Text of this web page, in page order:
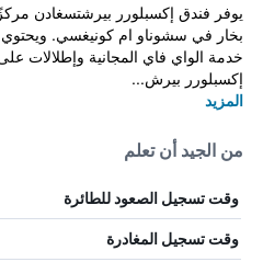
يوفر فندق إكسبلورر بيرشتسغادن
بخار في سشوناو ام كونيغسي.
خدمة الواي فاي المجانية وإطلالات
إكسبلورر بيرش...
المزيد
من الجيد أن تعلم
وقت تسجيل الصعود للطائرة
وقت تسجيل المغادرة